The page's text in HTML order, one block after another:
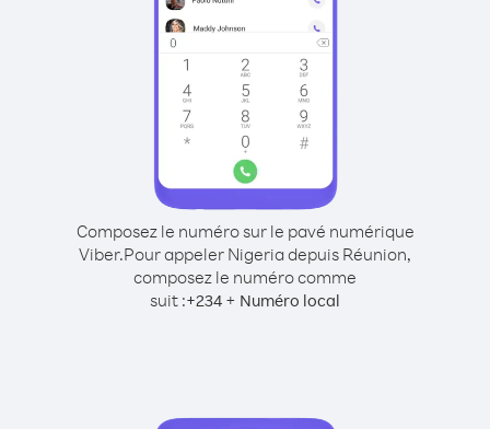
Composez le numéro sur le pavé numérique
Viber.Pour appeler Nigeria depuis Réunion,
composez le numéro comme
suit :+234 + Numéro local